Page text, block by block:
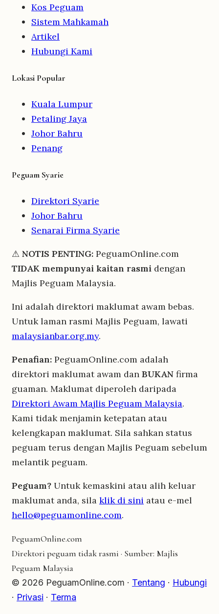
Kos Peguam
Sistem Mahkamah
Artikel
Hubungi Kami
Lokasi Popular
Kuala Lumpur
Petaling Jaya
Johor Bahru
Penang
Peguam Syarie
Direktori Syarie
Johor Bahru
Senarai Firma Syarie
⚠ NOTIS PENTING: PeguamOnline.com
TIDAK mempunyai kaitan rasmi dengan
Majlis Peguam Malaysia.
Ini adalah direktori maklumat awam bebas.
Untuk laman rasmi Majlis Peguam, lawati
malaysianbar.org.my.
Penafian: PeguamOnline.com adalah
direktori maklumat awam dan BUKAN firma
guaman. Maklumat diperoleh daripada
Direktori Awam Majlis Peguam Malaysia.
Kami tidak menjamin ketepatan atau
kelengkapan maklumat. Sila sahkan status
peguam terus dengan Majlis Peguam sebelum
melantik peguam.
Peguam? Untuk kemaskini atau alih keluar
maklumat anda, sila klik di sini atau e-mel
hello@peguamonline.com.
PeguamOnline.com
Direktori peguam tidak rasmi · Sumber: Majlis
Peguam Malaysia
© 2026 PeguamOnline.com · Tentang · Hubungi
· Privasi · Terma